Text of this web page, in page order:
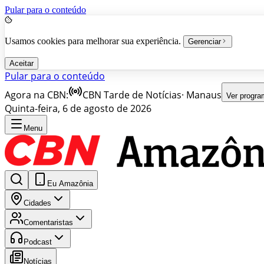
Pular para o conteúdo
Usamos cookies para melhorar sua experiência. Gerenciar
Aceitar
Pular para o conteúdo
Agora na CBN:
CBN Tarde de Notícias· Manaus Ver
Quinta-feira, 6 de agosto de 2026
Menu
Eu Amazônia
Cidades
Comentaristas
Podcast
Notícias